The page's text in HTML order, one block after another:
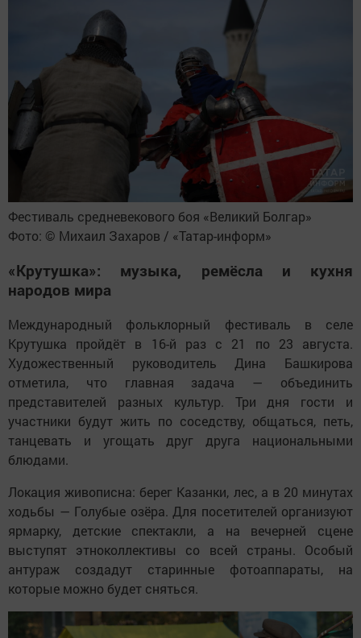
Фестиваль средневекового боя «Великий Болгар»
Фото: © Михаил Захаров / «Татар-информ»
«Крутушка»: музыка, ремёсла и кухня
народов мира
Международный фольклорный фестиваль в селе
Крутушка пройдёт в 16-й раз с 21 по 23 августа.
Художественный руководитель Дина Башкирова
отметила, что главная задача — объединить
представителей разных культур. Три дня гости и
участники будут жить по соседству, общаться, петь,
танцевать и угощать друг друга национальными
блюдами.
Локация живописна: берег Казанки, лес, а в 20 минутах
ходьбы — Голубые озёра. Для посетителей организуют
ярмарку, детские спектакли, а на вечерней сцене
выступят этноколлективы со всей страны. Особый
антураж создадут старинные фотоаппараты, на
которые можно будет сняться.